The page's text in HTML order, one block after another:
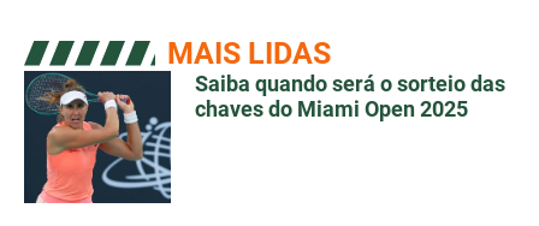
MAIS LIDAS
Saiba quando será o sorteio das
chaves do Miami Open 2025